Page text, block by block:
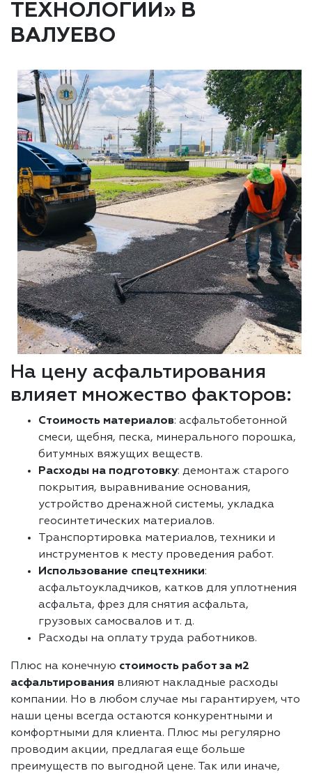
ТЕХНОЛОГИИ» В
ВАЛУЕВО
На цену асфальтирования
влияет множество факторов:
Стоимость материалов: асфальтобетонной
смеси, щебня, песка, минерального порошка,
битумных вяжущих веществ.
Расходы на подготовку: демонтаж старого
покрытия, выравнивание основания,
устройство дренажной системы, укладка
геосинтетических материалов.
Транспортировка материалов, техники и
инструментов к месту проведения работ.
Использование спецтехники:
асфальтоукладчиков, катков для уплотнения
асфальта, фрез для снятия асфальта,
грузовых самосвалов и т. д.
Расходы на оплату труда работников.
Плюс на конечную стоимость работ за м2
асфальтирования влияют накладные расходы
компании. Но в любом случае мы гарантируем, что
наши цены всегда остаются конкурентными и
комфортными для клиента. Плюс мы регулярно
проводим акции, предлагая еще больше
преимуществ по выгодной цене. Так или иначе,